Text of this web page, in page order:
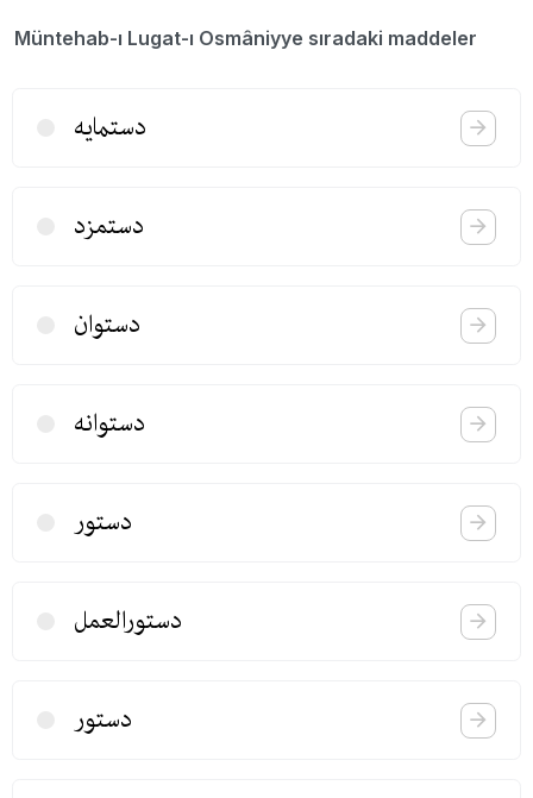
Müntehab-ı Lugat-ı Osmâniyye sıradaki maddeler
دستمایه
دستمزد
دستوان
دستوانه
دستور
دستور‌العمل
دستور